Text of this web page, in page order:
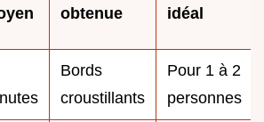
obtenue
idéal
Bords
croustillants
Pour 1 à 2
personnes